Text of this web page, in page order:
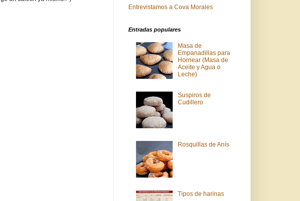
Entrevistamos a Cova Morales
Entradas populares
Masa de
Empanadillas para
Hornear (Masa de
Aceite y Agua o
Leche)
Suspiros de
Cudillero
Rosquillas de Anís
Tipos de harinas